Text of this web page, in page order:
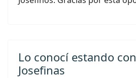
Lo conocí estando
Josefinas